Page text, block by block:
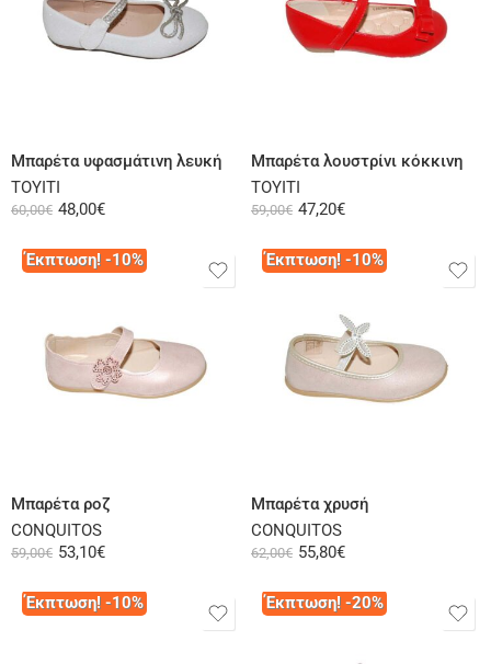
Μπαρέτα υφασμάτινη λευκή
ΤΟΥΙΤΙ
60,00€ 48,00€
Μπαρέτα λουστρίνι κόκκινη
ΤΟΥΙΤΙ
59,00€ 47,20€
Έκπτωση! -10%
Μπαρέτα ροζ
CONQUITOS
59,00€ 53,10€
Έκπτωση! -10%
Μπαρέτα χρυσή
CONQUITOS
62,00€ 55,80€
Έκπτωση! -10% Έκπτωση! -20%